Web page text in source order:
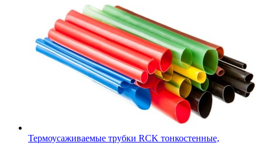
Термоусаживаемые трубки RCK тонкостенные,